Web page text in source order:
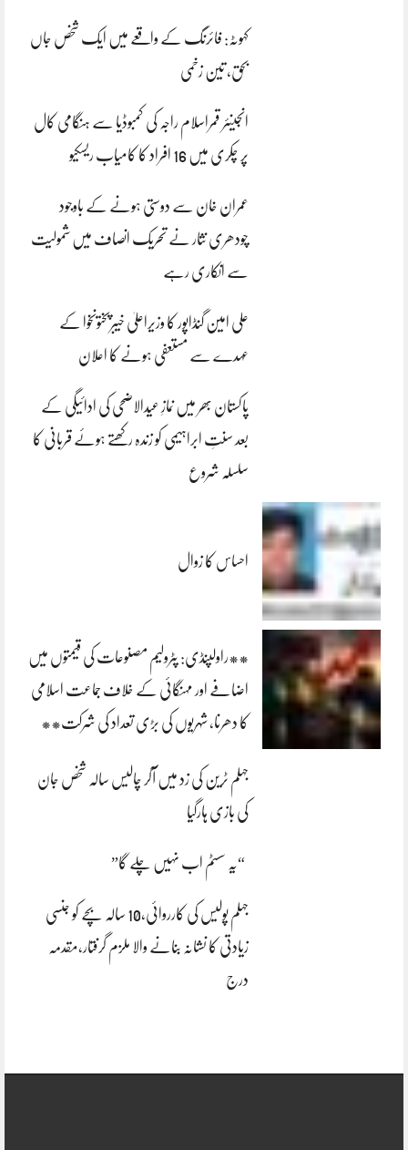
کہوٹہ: فائرنگ کے واقعے میں ایک شخص جاں
بحق، تین زخمی
انجینئر قمراسلام راجہ کی کمبوڈیا سے ہنگامی کال
پر چکری میں 16 افراد کا کامیاب ریسکیو
عمران خان سے دوستی ہونے کے باوجود
چودھری نثار نے تحریک انصاف میں شمولیت
سے انکاری رہے
علی امین گنڈاپور کا وزیراعلیٰ خیبرپختونخوا کے
عہدے سے مستعفی ہونے کا اعلان
پاکستان بھر میں نمازِ عیدالاضحی کی ادائیگی کے
بعد سنتِ ابراہیمی کو زندہ رکھتے ہوئے قربانی کا
سلسلہ شروع
احساس کا زوال
**راولپنڈی: پٹرولیم مصنوعات کی قیمتوں میں
اضافے اور مہنگائی کے خلاف جماعت اسلامی
کا دھرنا، شہریوں کی بڑی تعداد کی شرکت**
جہلم ٹرین کی زد میں آکر چالیس سالہ شخص جان
کی بازی ہارگیا
“یہ سسٹم اب نہیں چلے گا”
جہلم پولیس کی کارروائی،10 سالہ بچے کو جنسی
زیادتی کا نشانہ بنانے والا ملزم گرفتار،مقدمہ
درج